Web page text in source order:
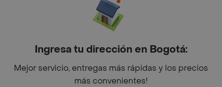
Top Marcas y Cadenas de Restaurantes
Encuéntranos en estos países
Restaurantes cerca de mi para pedir Comida a Domicilio -
Ingresa tu dirección en Bogotá:
Mejor servicio, entregas más rápidas y los precios
más convenientes!